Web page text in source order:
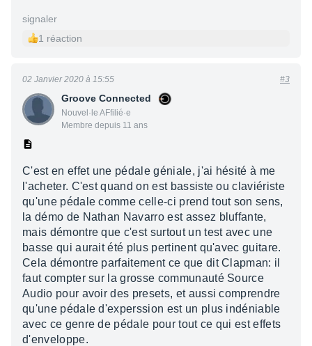
signaler
1 réaction
Groove Connected
Nouvel·le AFfilié·e
Membre depuis 11 ans
02 Janvier 2020 à 15:55 #3
C'est en effet une pédale géniale, j'ai hésité à me
l'acheter. C'est quand on est bassiste ou claviériste
qu'une pédale comme celle-ci prend tout son sens,
la démo de Nathan Navarro est assez bluffante,
mais démontre que c'est surtout un test avec une
basse qui aurait été plus pertinent qu'avec guitare.
Cela démontre parfaitement ce que dit Clapman: il
faut compter sur la grosse communauté Source
Audio pour avoir des presets, et aussi comprendre
qu'une pédale d'experssion est un plus indéniable
avec ce genre de pédale pour tout ce qui est effets
d'enveloppe.